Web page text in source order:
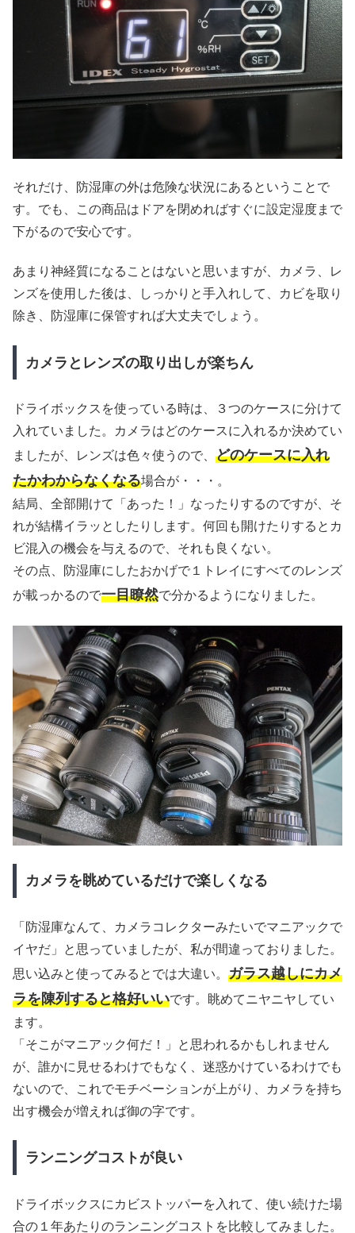
それだけ、防湿庫の外は危険な状況にあるということで
す。でも、この商品はドアを閉めればすぐに設定湿度まで
下がるので安心です。
あまり神経質になることはないと思いますが、カメラ、レ
ンズを使用した後は、しっかりと手入れして、カビを取り
除き、防湿庫に保管すれば大丈夫でしょう。
カメラとレンズの取り出しが楽ちん
ドライボックスを使っている時は、３つのケースに分けて
入れていました。カメラはどのケースに入れるか決めてい
ましたが、レンズは色々使うので、 どのケースに入れ
たかわからなくなる場合が・・・。
結局、全部開けて「あった！」なったりするのですが、そ
れが結構イラッとしたりします。何回も開けたりするとカ
ビ混入の機会を与えるので、それも良くない。
その点、防湿庫にしたおかげで１トレイにすべてのレンズ
が載っかるので一目瞭然で分かるようになりました。
カメラを眺めているだけで楽しくなる
「防湿庫なんて、カメラコレクターみたいでマニアックで
イヤだ」と思っていましたが、私が間違っておりました。
思い込みと使ってみるとでは大違い。 ガラス越しにカメ
ラを陳列すると格好いいです。眺めてニヤニヤしてい
ます。
「そこがマニアック何だ！」と思われるかもしれません
が、誰かに見せるわけでもなく、迷惑かけているわけでも
ないので、これでモチベーションが上がり、カメラを持ち
出す機会が増えれば御の字です。
ランニングコストが良い
ドライボックスにカビストッパーを入れて、使い続けた場
合の１年あたりのランニングコストを比較してみました。